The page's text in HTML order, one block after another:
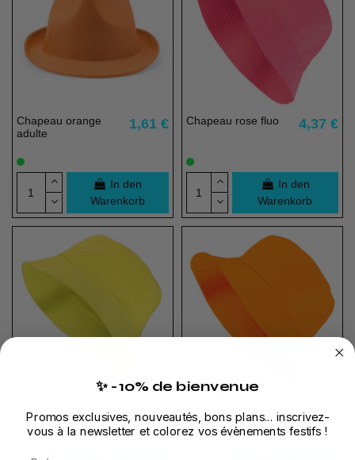
Chapeau orange
adulte
1,61 €
In den
Warenkorb
Chapeau rose fluo 4,37 €
In den
Warenkorb
jaune fluo
✨ -10% de bienvenue
Promos exclusives, nouveautés, bons plans... inscrivez-
vous à la newsletter et colorez vos évènements festifs !